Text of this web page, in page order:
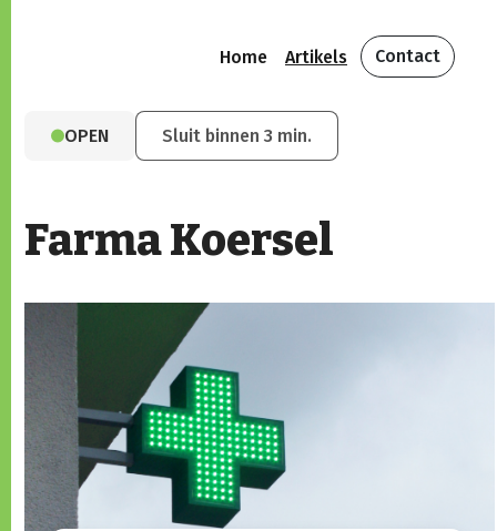
Home Artikels Contact
OPEN Sluit binnen 3 min.
Farma Koersel